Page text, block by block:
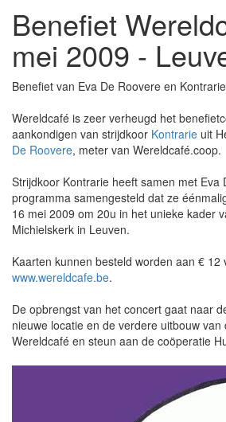
Benefiet
mei 2009 -
Benefiet van Eva De Roovere en
Wereldcafé is zeer verheugd het
aankondigen van strijdkoor Kontrarie uit
De Roovere, meter van Wereldcafé.coop.
Strijdkoor Kontrarie heeft samen met Eva
programma samengesteld dat ze
16 mei 2009 om 20u in het unieke kader
Michielskerk in Leuven.
Kaarten kunnen besteld worden aan € 12
www.wereldcafe.be.
De opbrengst van het concert gaat naar
nieuwe locatie en de verdere uitbouw
Wereldcafé en steun aan de coöperatie